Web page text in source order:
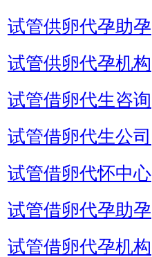
试管供卵代孕助孕
试管供卵代孕机构
试管借卵代生咨询
试管借卵代生公司
试管借卵代怀中心
试管借卵代孕助孕
试管借卵代孕机构